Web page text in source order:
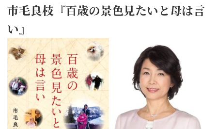
市毛良枝『百歳の景色見たいと母は言
い』